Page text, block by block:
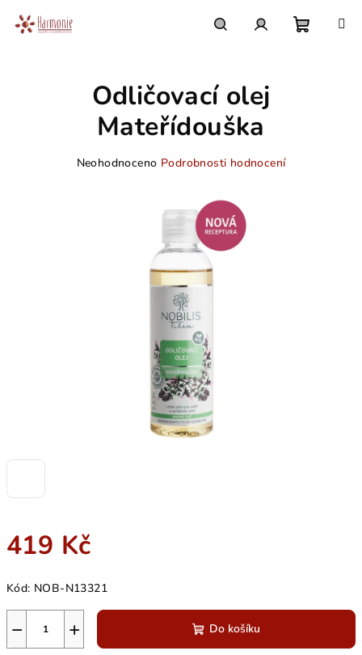
obsah
419 Kč
cena:
Kód: NOB-N13321
+
− Do košíku
Odličovací olej
Mateřídouška
Průměrné
Neohodnoceno Podrobnosti hodnocení